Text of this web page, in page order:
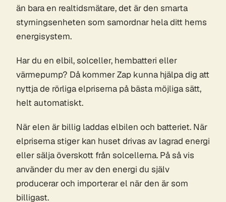
än bara en realtidsmätare, det är den smarta
styrningsenheten som samordnar hela ditt hems
energisystem.
Har du en elbil, solceller, hembatteri eller
värmepump? Då kommer Zap kunna hjälpa dig att
nyttja de rörliga elpriserna på bästa möjliga sätt,
helt automatiskt.
När elen är billig laddas elbilen och batteriet. När
elpriserna stiger kan huset drivas av lagrad energi
eller sälja överskott från solcellerna. På så vis
använder du mer av den energi du själv
producerar och importerar el när den är som
billigast.